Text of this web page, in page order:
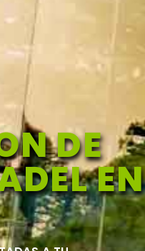
DE
EN